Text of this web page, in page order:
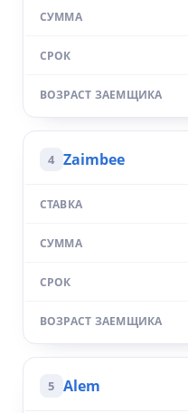
4 Zaimbee
5 Alem